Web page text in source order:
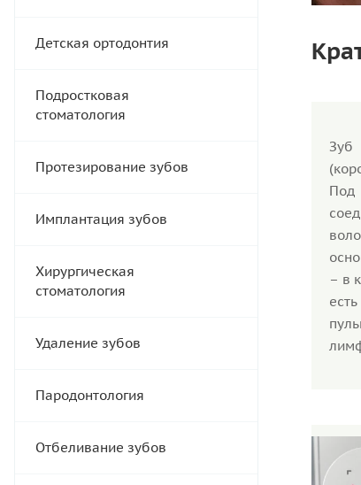
Детская ортодонтия
Подростковая
стоматология
Протезирование зубов
Имплантация зубов
Хирургическая
стоматология
Удаление зубов
Пародонтология
Отбеливание зубов
– в